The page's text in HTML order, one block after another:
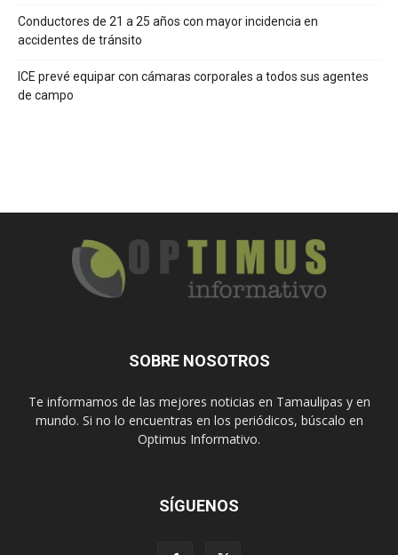
Conductores de 21 a 25 años con mayor incidencia en
accidentes de tránsito
ICE prevé equipar con cámaras corporales a todos sus agentes
de campo
SOBRE NOSOTROS
Te informamos de las mejores noticias en Tamaulipas y en
mundo. Si no lo encuentras en los periódicos, búscalo en
Optimus Informativo.
SÍGUENOS